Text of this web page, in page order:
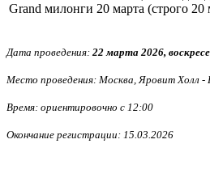
Grand милонги 20 марта (строго 20
Дата проведения: 22 марта 2026,
Место проведения: Москва, Яровит Холл -
Время: ориентировочно с 12:00
Окончание регистрации: 15.03.2026